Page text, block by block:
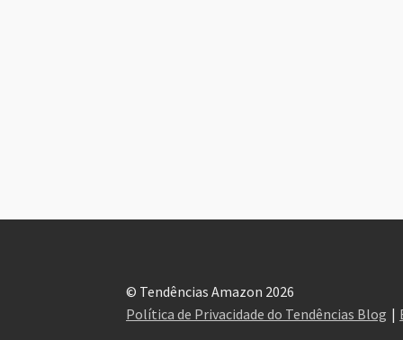
© Tendências Amazon 2026
Política de Privacidade do Tendências Blog